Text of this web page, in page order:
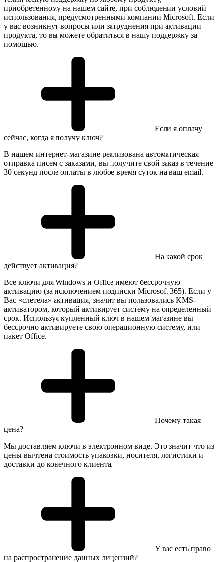
приобретенному на нашем сайте, при соблюдении условий
использования, предусмотренными компании Microsoft. Если
у вас возникнут вопросы или затруднения при активации
продукта, то вы можете обратиться в нашу поддержку за
помощью.
Если я оплачу
сейчас, когда я получу ключ?
В нашем интернет-магазине реализована автоматическая
отправка писем с заказами, вы получите свой заказ в течение
30 секунд после оплаты в любое время суток на ваш email.
На какой срок
действует активация?
Все ключи для Windows и Office имеют бессрочную
активацию (за исключением подписки Microsoft 365). Если у
Вас «слетела» активация, значит вы пользовались KMS-
активатором, который активирует систему на определенный
срок. Используя купленный ключ в нашем магазине вы
бессрочно активируете свою операционную систему, или
пакет Office.
Почему такая
цена?
Мы доставляем ключи в электронном виде. Это значит что из
цены вычтена стоимость упаковки, носителя, логистики и
доставки до конечного клиента.
У вас есть право
на распространение данных лицензий?